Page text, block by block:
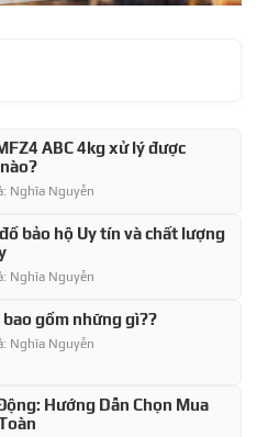
ABC 4kg xử lý được
Nghĩa Nguyễn
bảo hộ Uy tín và chất lượng
Nghĩa Nguyễn
gồm những gì??
Nghĩa Nguyễn
Hướng Dẫn Chọn Mua